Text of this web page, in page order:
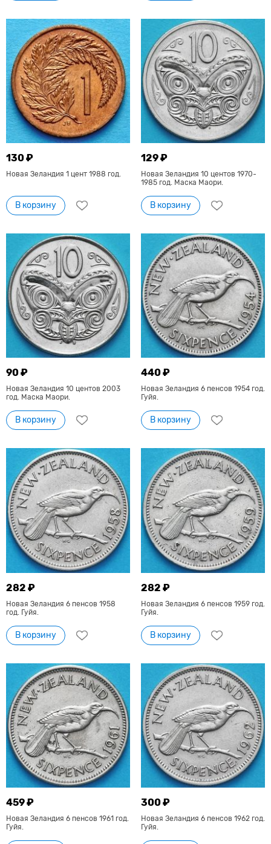
130 ₽
Новая Зеландия 1 цент 1988 год.
В корзину
129 ₽
Новая Зеландия 10 центов 1970-
1985 год. Маска Маори.
В корзину
90 ₽
Новая Зеландия 10 центов 2003
год. Маска Маори.
В корзину
440 ₽
Новая Зеландия 6 пенсов 1954 год.
Гуйя.
В корзину
282 ₽
Новая Зеландия 6 пенсов 1958
год. Гуйя.
В корзину
282 ₽
Новая Зеландия 6 пенсов 1959 год.
Гуйя.
В корзину
459 ₽
Новая Зеландия 6 пенсов 1961 год.
Гуйя.
300 ₽
Новая Зеландия 6 пенсов 1962 год.
Гуйя.